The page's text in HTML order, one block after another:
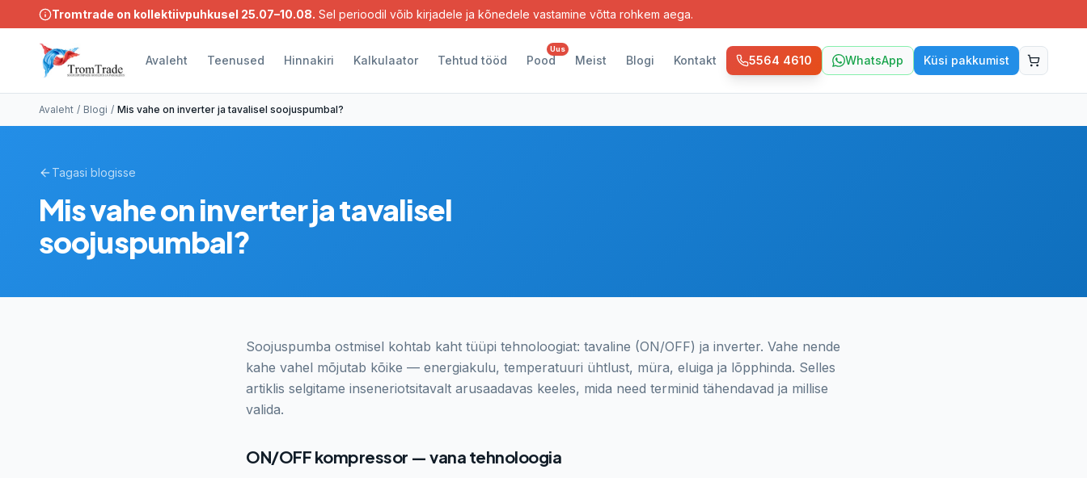
Hüppa põhisisuleTromtrade on kollektiivpuhkusel 25.07–10.08. Sel perioodil võib kirjadele ja kõnedele vastamine võtta rohkem aega.
Avaleht Teenused Hinnakiri Kalkulaator Tehtud tööd Pood
Uus
Meist Blogi Kontakt 5564 4610 WhatsApp Küsi pakkumist
Avaleht / Blogi / Mis vahe on inverter ja tavalisel soojuspumbal?
Tagasi blogisse
Mis vahe on inverter ja tavalisel
soojuspumbal?
Soojuspumba ostmisel kohtab kaht tüüpi tehnoloogiat: tavaline (ON/OFF) ja inverter. Vahe nende
kahe vahel mõjutab kõike — energiakulu, temperatuuri ühtlust, müra, eluiga ja lõpphinda. Selles
artiklis selgitame inseneriotsitavalt arusaadavas keeles, mida need terminid tähendavad ja millise
valida.
ON/OFF kompressor — vana tehnoloogia